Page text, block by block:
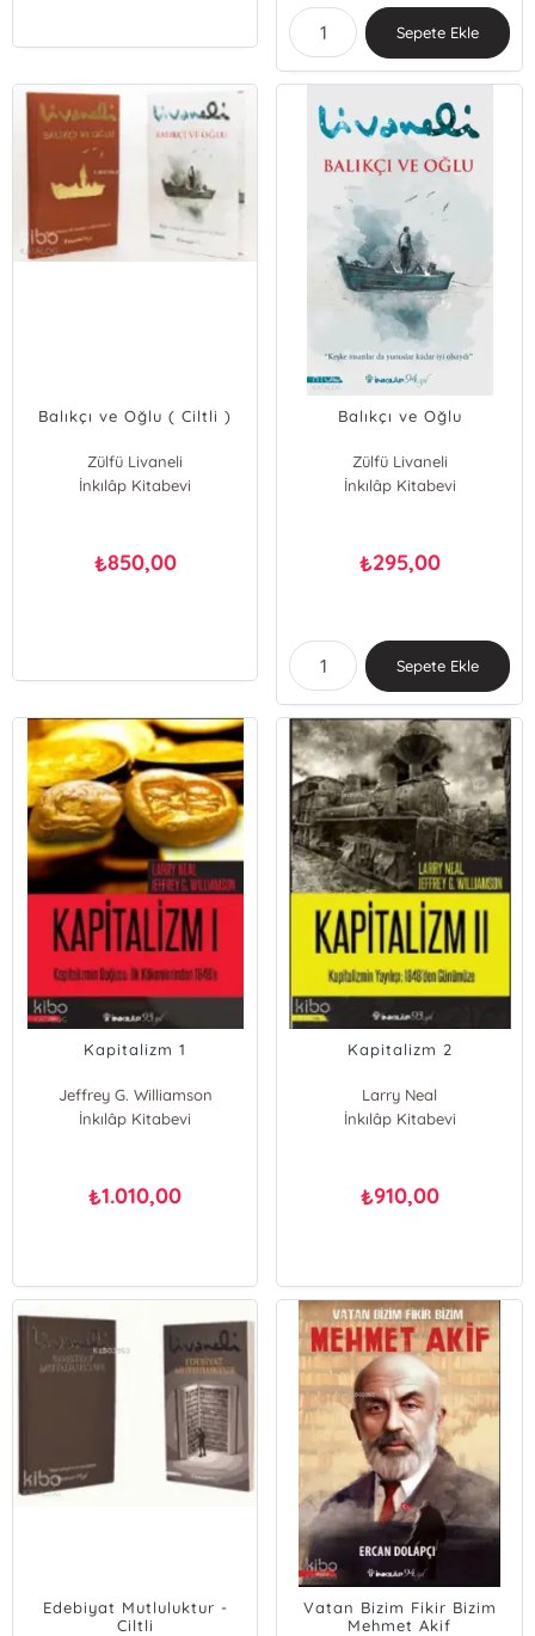
Sepete Ekle
Balıkçı ve Oğlu ( Ciltli )
Zülfü Livaneli
İnkılâp Kitabevi
₺850,00
Balıkçı ve Oğlu
Zülfü Livaneli
İnkılâp Kitabevi
₺295,00
Sepete Ekle
Kapitalizm 1
Jeffrey G. Williamson
Larry Neal
İnkılâp Kitabevi
₺1.010,00
Kapitalizm 2
Larry Neal
Jeffrey G. Williamson
İnkılâp Kitabevi
₺910,00
Edebiyat Mutluluktur -
Ciltli
Vatan Bizim Fikir Bizim
Mehmet Akif